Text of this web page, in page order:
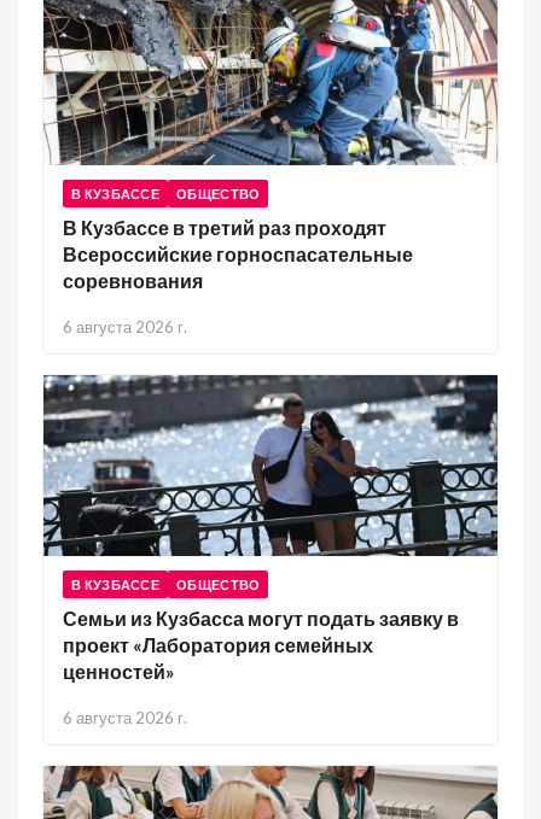
В КУЗБАССЕ ОБЩЕСТВО
В Кузбассе в третий раз проходят
Всероссийские горноспасательные
соревнования
6 августа 2026 г.
В КУЗБАССЕ ОБЩЕСТВО
Семьи из Кузбасса могут подать заявку в
проект «Лаборатория семейных
ценностей»
6 августа 2026 г.